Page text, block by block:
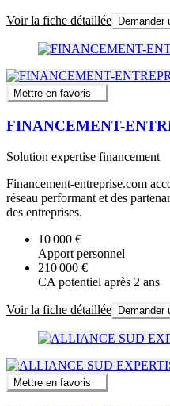
Voir la fiche détaillée Demander
Mettre en favoris
FINANCEMENT-
Solution expertise financement
Financement-entreprise.com
réseau performant et des
des entreprises.
10 000 €
Apport personnel
210 000 €
CA potentiel après 2 ans
Voir la fiche détaillée Demander
Mettre en favoris